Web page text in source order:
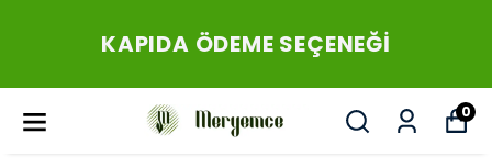
KAPIDA ÖDEME SEÇENEĞİ
0